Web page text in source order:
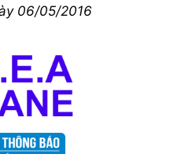
06/05/2016